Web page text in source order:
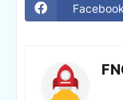
Facebook